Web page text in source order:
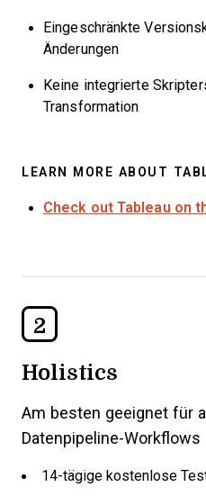
Eingeschränkte
Änderungen
Keine integrierte
Transformation
LEARN MORE ABOUT
Check out Tableau on
2
Holistics
Am besten geeignet für
Datenpipeline-Workflows
14-tägige kostenlose